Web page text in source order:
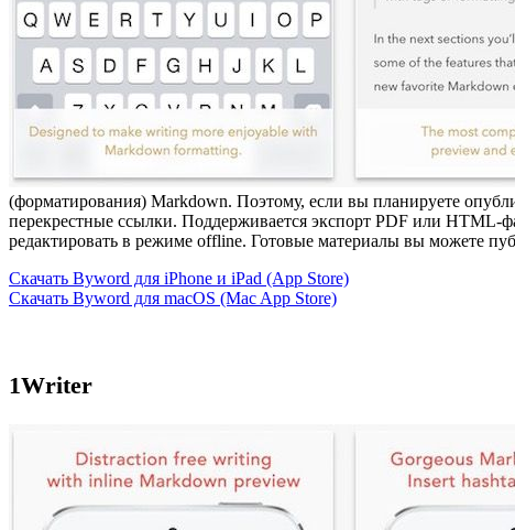
(форматирования) Markdown. Поэтому, если вы планируете
перекрестные ссылки. Поддерживается экспорт PDF или
редактировать в режиме offline. Готовые материалы вы можете
Скачать Byword для iPhone и iPad (App Store)
Скачать Byword для macOS (Mac App Store)
1Writer